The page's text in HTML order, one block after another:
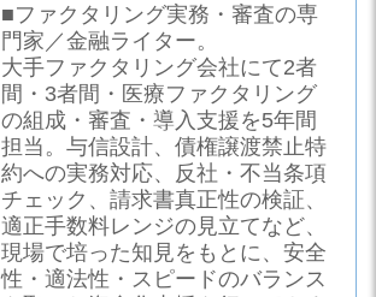
■ファクタリング実務・審査の専
門家／金融ライター。
大手ファクタリング会社にて2者
間・3者間・医療ファクタリング
の組成・審査・導入支援を5年間
担当。与信設計、債権譲渡禁止特
約への実務対応、反社・不当条項
チェック、請求書真正性の検証、
適正手数料レンジの見立てなど、
現場で培った知見をもとに、安全
性・適法性・スピードのバランス